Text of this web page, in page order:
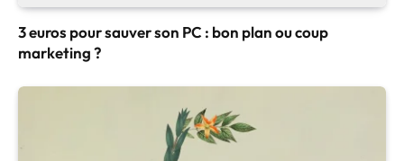
3 euros pour sauver son PC : bon plan ou coup
marketing ?